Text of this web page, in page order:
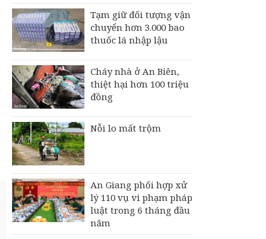
Tạm giữ đối tượng vận
chuyển hơn 3.000 bao
thuốc lá nhập lậu
Cháy nhà ở An Biên,
thiệt hại hơn 100 triệu
đồng
Nỗi lo mất trộm
An Giang phối hợp xử
lý 110 vụ vi phạm pháp
luật trong 6 tháng đầu
năm